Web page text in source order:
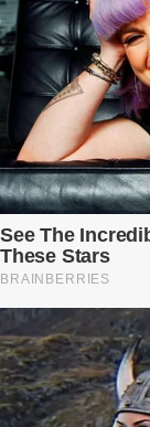
phải sống trong sợ
mình. Trí – người
còn là người đàn
cũng dối trá và
đêm không về.
xuống bàn ly n...